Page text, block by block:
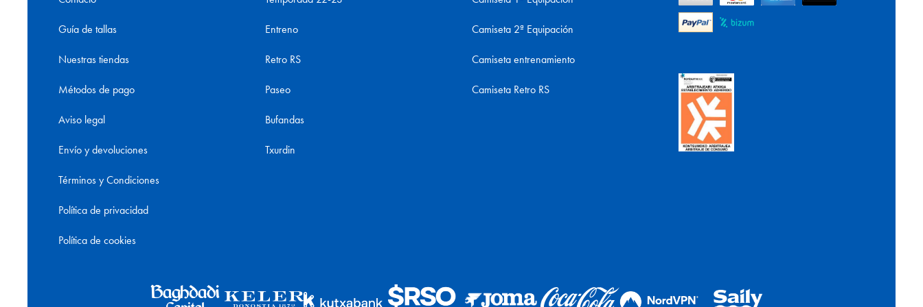
Guía de tallas
Nuestras tiendas
Métodos de pago
Aviso legal
Envío y devoluciones
Términos y Condiciones
Política de privacidad
Política de cookies
Entreno
Retro RS
Paseo
Bufandas
Txurdin
Camiseta 2ª Equipación
Camiseta entrenamiento
Camiseta Retro RS